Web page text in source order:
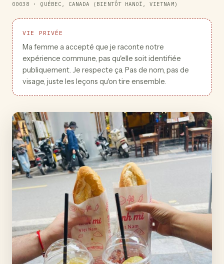
00038 · QUÉBEC, CANADA (BIENTÔT HANOÏ, VIETNAM)
VIE PRIVÉE
Ma femme a accepté que je raconte notre
expérience commune, pas qu'elle soit identifiée
publiquement. Je respecte ça. Pas de nom, pas de
visage, juste les leçons qu'on tire ensemble.